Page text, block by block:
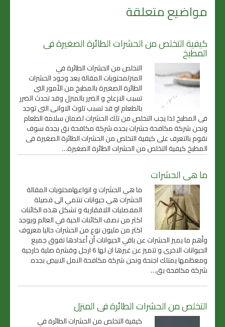
مواضيع متعلقة
كيفية التخلص من الحشرات الطائرة الصغيرة فى
المطبخ
التخلص من الحشرات الطائرة في
المنزلمحتويات المقالة يعد وجود الحشرات
الطائرة الصغيرة بالمطبخ من الأمور التى
تسبب الازعاج و الضرر بالمنزل وقد تحدث الضرر
بالطعام او قد تسبب تلوث الاوانى التى توجد
فى المطبخ لذا يجب التخلص من تلك الحشرات لضمان سلامة الطعام
ونحن شركة مكافحة حشرات بجده شركة مكافحة بق بجدة سوف
نقوم بالتعرف على كيفية التخلص من الحشرات الطائرة الصغيرة فى
المطبخ كيفية التخلص من الحشرات الطائرة الصغيرة…
ما هى الحشرات
ما هي الحشرات و انواعهامحتويات المقالة
الحشرات هي حيوانات تنتمي الى فصيلة
المفصليات اللافقارية و تشكل هذه الكائنات
اكثر من نصف الكائنات الحية في العالم ويوجد
اكثر من مليون نوع من الحشرات حاليا معروف
وأهم ما يميز الحشرات عن باقي الحيوانات أن أعدادها تفوق جميع
الحيوانات الاخرى و تتميز عن غيرها ان لها 6 ارجل وقشرة صلبة خارجية
ومعظمها يمتلك اجنحة ونحن شركة مكافحة النمل الابيض بجده
شركة مكافحة بق…
التخلص من الحشرات الطائرة فى المنزل
كيفية التخلص من الحشرات الطائرة في